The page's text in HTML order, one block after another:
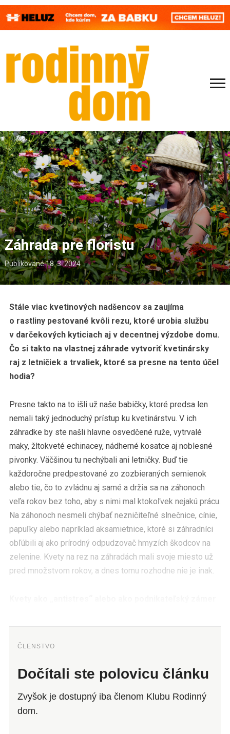
Záhrada pre floristu
Publikované18. 3. 2024
Stále viac kvetinových nadšencov sa zaujíma
o rastliny pestované kvôli rezu, ktoré urobia službu
v darčekových kyticiach aj v decentnej výzdobe domu.
Čo si takto na vlastnej záhrade vytvoriť kvetinársky
raj z letničiek a trvaliek, ktoré sa presne na tento účel
hodia?
Presne takto na to išli už naše babičky, ktoré predsa len
nemali taký jednoduchý prístup ku kvetinárstvu. V ich
záhradke by ste našli hlavne osvedčené ruže, vytrvalé
maky, žltokveté echinacey, nádherné kosatce aj noblesné
pivonky. Väčšinou tu nechýbali ani letničky. Buď tie
každoročne predpestované zo zozbieraných semienok
alebo tie, čo to zvládnu aj samé a držia sa na záhonoch
veľa rokov bez toho, aby s nimi mal ktokoľvek nejakú prácu.
Na záhonoch nesmeli chýbať nezničiteľné slnečnice, cínie,
papuľky alebo napríklad aksamietnice, ktoré si záhradníci
obľúbili aj ako prírodný odpudzovač hmyzích škodcov na
zelenine. Kvety na rez na záhradách mali svoje miesto už
pred množstvom rokov, a dnes tomu rozhodne nie je inak.
ČLENSTVO
Dočítali ste polovicu článku
Zvyšok je dostupný iba členom Klubu Rodinný
dom.